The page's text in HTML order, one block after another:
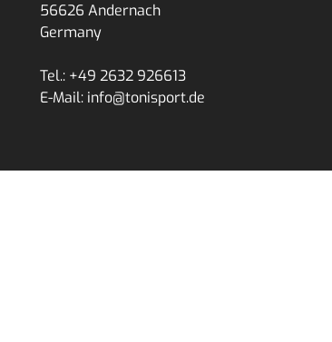
56626 Andernach
Germany
Tel.: +49 2632 926613
E-Mail: info@tonisport.de